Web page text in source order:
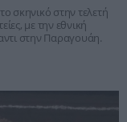
σκηνικό στην τελετή
με την εθνική
στην Παραγουάη.